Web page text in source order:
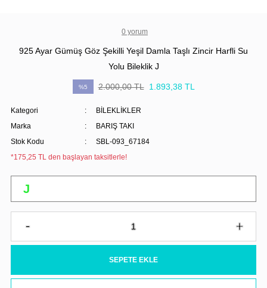
0 yorum
925 Ayar Gümüş Göz Şekilli Yeşil Damla Taşlı Zincir Harfli Su
Yolu Bileklik J
%5 2.000,00 TL 1.893,38 TL
Kategori
BİLEKLİKLER
Marka
BARIŞ TAKI
Stok Kodu
SBL-093_67184
*175,25 TL den başlayan taksitlerle!
SEPETE EKLE